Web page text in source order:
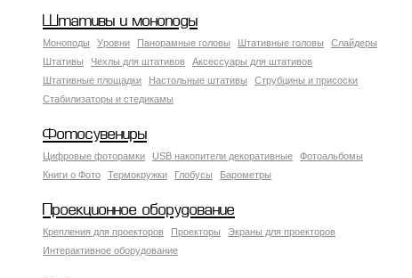
Штативы и моноподы
Моноподы Уровни Панорамные головы Штативные головы
Слайдеры
Штативы
Чехлы для штативов
Аксессуары для штативов
Штативные площадки
Настольные штативы
Струбцины и присоски
Стабилизаторы и стедикамы
Фотосувениры
Цифровые фоторамки USB накопители декоративные
Фотоальбомы
Книги о Фото
Термокружки Глобусы Барометры
Проекционное оборудование
Крепления для проекторов Проекторы
Экраны для проекторов
Интерактивное оборудование